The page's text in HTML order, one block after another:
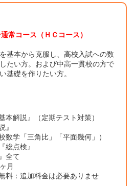
常コース（ＨＣコース）
基本から克服し、高校入試への数
たい方。および中高一貫校の方で
基礎を作りたい方。
本解説』（定期テスト対策）
』
数学「三角比」「平面幾何」）
総点検』
全て
月
料：追加料金は必要ありませ